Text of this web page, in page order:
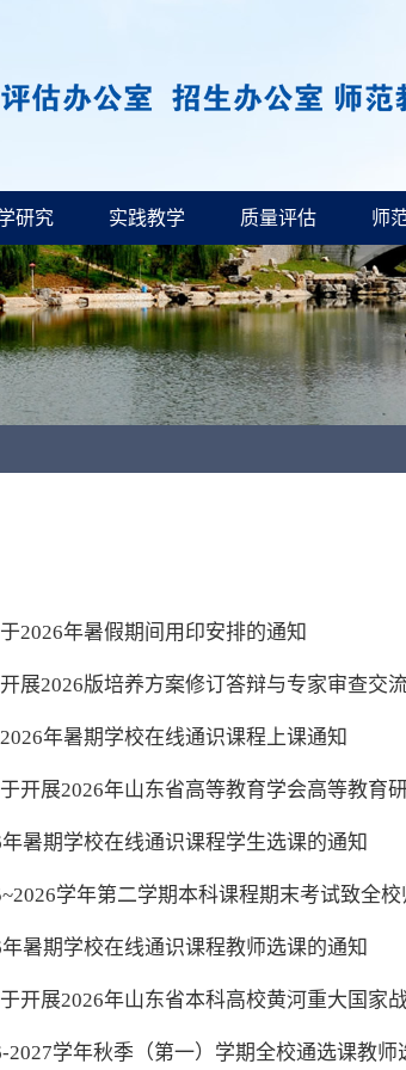
研究 实践教学 质量评估 师
2026年暑假期间用印安排的通知
展2026版培养方案修订答辩与专家审查交
年暑期学校在线通识课程上课通知
开展2026年山东省高等教育学会高等教育
暑期学校在线通识课程学生选课的通知
学年第二学期本科课程期末考试致全
暑期学校在线通识课程教师选课的通知
开展2026年山东省本科高校黄河重大国家
2027学年秋季（第一）学期全校通选课教师